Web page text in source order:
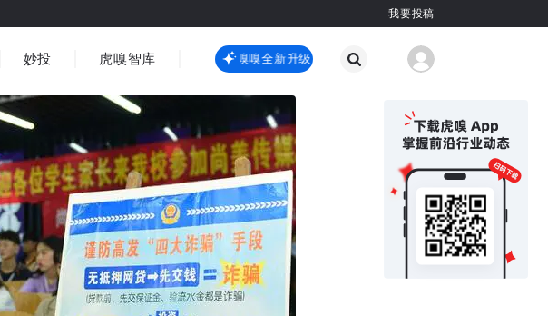
我要投稿
出海
国际热点
其他
妙投 虎嗅智库 虎嗅嗅全新升级 虎嗅嗅全新升级